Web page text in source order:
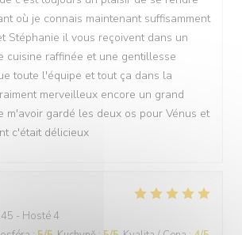
où je connais maintenant suffisamment
Stéphanie il vous reçoivent dans un
cuisine raffinée et une gentillesse
toute l'équipe et tout ça dans la
merveilleux encore un grand
m'avoir gardé les deux os pour Vénus et
c'était délicieux
- Hosté 4